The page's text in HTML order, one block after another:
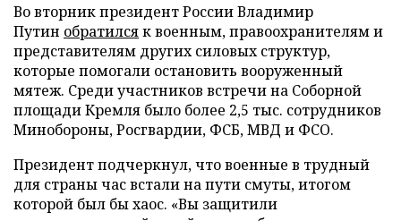
Во вторник президент России Владимир
Путин обратилсяк военным, правоохранителям и
представителям других силовых структур,
которые помогали остановить вооруженный
мятеж. Среди участников встречи на Соборной
площади Кремля было более 2,5 тыс. сотрудников
Минобороны, Росгвардии, ФСБ, МВД и ФСО.
Президент подчеркнул, что военные в трудный
для страны час встали на пути смуты, итогом
которой был бы хаос. «Вы защитили